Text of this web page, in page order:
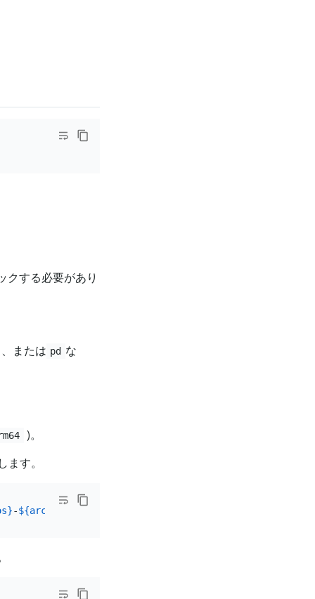
クする必要があり
、または pd な
)。
す。
-${arch} .tar.gz -O /tmp/